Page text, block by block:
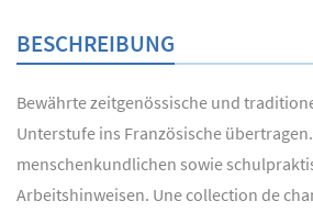
BESCHREIBUNG
Bewährte zeitgenössische und
Unterstufe ins Französische
menschenkundlichen sowie
Arbeitshinweisen. Une collection de